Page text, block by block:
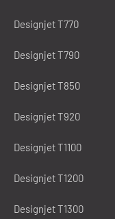
Designjet T770
Designjet T790
Designjet T850
Designjet T920
Designjet T1100
Designjet T1200
Designjet T1300